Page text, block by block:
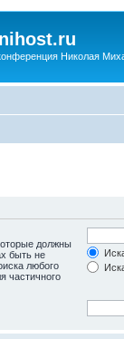
Николая
должны
быть не
любого
частичного